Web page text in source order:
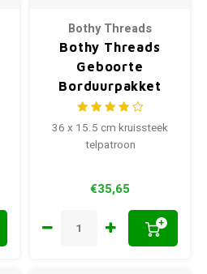
Bothy Threads
Bothy Threads
Geboorte
Borduurpakket
Jungle Welcome
XKG5
36 x 15.5 cm kruissteek
telpatroon
€35,65
+